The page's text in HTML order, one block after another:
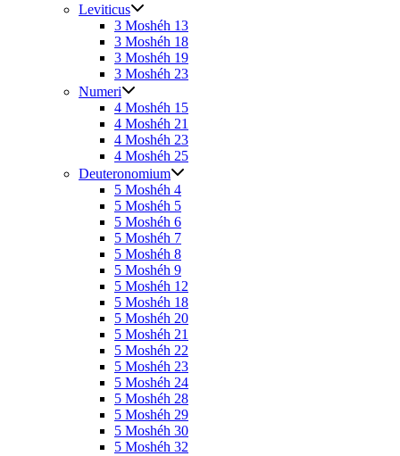
Leviticus
3 Moshéh 13
3 Moshéh 18
3 Moshéh 19
3 Moshéh 23
Numeri
4 Moshéh 15
4 Moshéh 21
4 Moshéh 23
4 Moshéh 25
Deuteronomium
5 Moshéh 4
5 Moshéh 5
5 Moshéh 6
5 Moshéh 7
5 Moshéh 8
5 Moshéh 9
5 Moshéh 12
5 Moshéh 18
5 Moshéh 20
5 Moshéh 21
5 Moshéh 22
5 Moshéh 23
5 Moshéh 24
5 Moshéh 28
5 Moshéh 29
5 Moshéh 30
5 Moshéh 32